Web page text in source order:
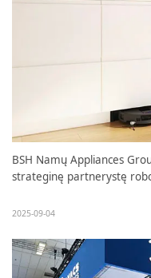
BSH Namų Appliances
strateginę partnerystę
2025-09-04